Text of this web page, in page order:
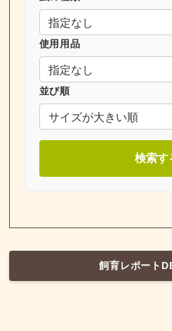
使用用品
並び順
検索す
飼育レポート